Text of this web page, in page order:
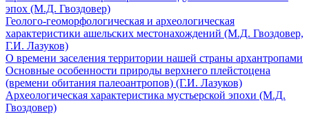
эпох (М.Д. Гвоздовер)
Геолого-геоморфологическая и археологическая
характеристики ашельских местонахождений (М.Д. Гвоздовер,
Г.И. Лазуков)
О времени заселения территории нашей страны архантропами
Основные особенности природы верхнего плейстоцена
(времени обитания палеоантропов) (Г.И. Лазуков)
Археологическая характеристика мустьерской эпохи (М.Д.
Гвоздовер)